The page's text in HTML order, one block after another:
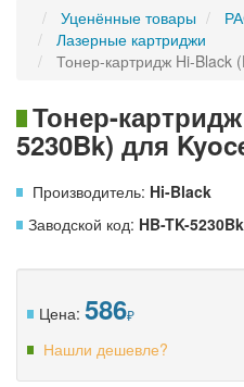
Уценённые товары
Лазерные картриджи
Тонер-картридж Hi-Black
Тонер-
5230Bk) для
Производитель: Hi-Black
Заводской код: HB-TK-5230Bk
Цена: 586
Нашли дешевле?